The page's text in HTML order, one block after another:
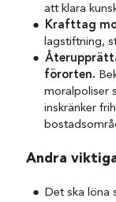
att klara
Krafttag
lagstiftning,
förorten.
moralpoliser
inskränker
Andra
Det ska löna